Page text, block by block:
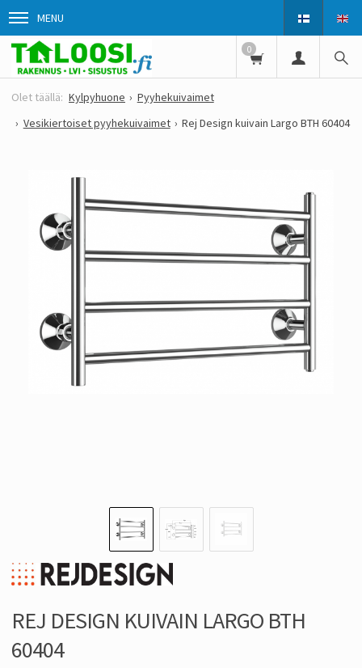
MENU
0
Kylpyhuone
Pyyhekuivaimet
Vesikiertoiset pyyhekuivaimet
Rej Design kuivain Largo BTH 60404
REJ DESIGN KUIVAIN LARGO BTH
60404